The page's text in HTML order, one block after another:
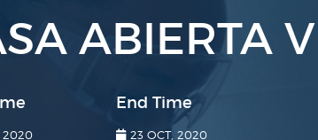
ABIERTA
2020
End Time
23 OCT, 2020